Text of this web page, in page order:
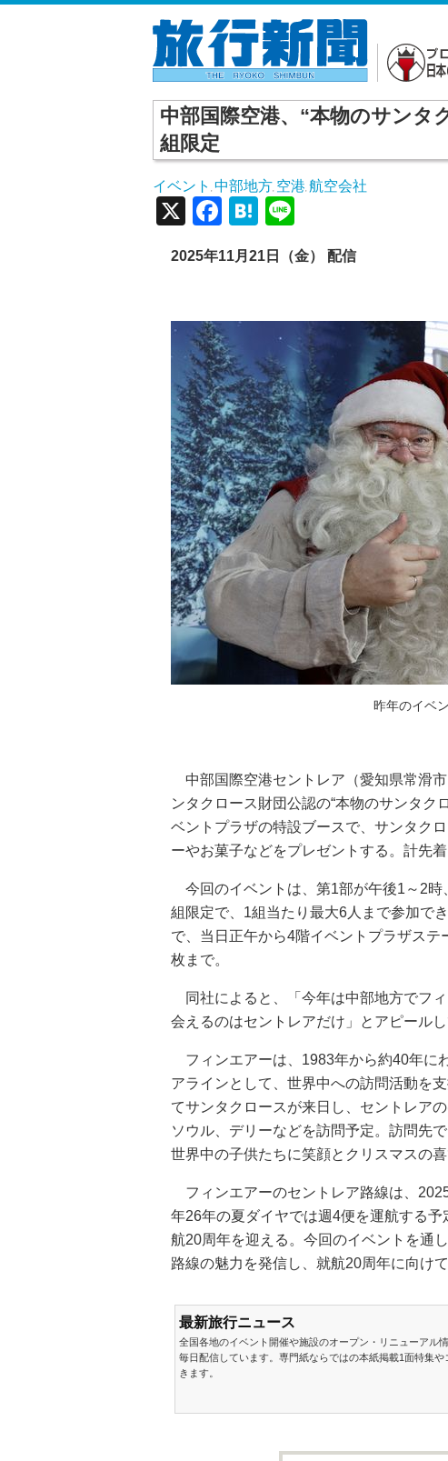
中部国際空港、“本物のサン
組限定
イベント ,中部地方 空港 航空会社
X Facebook
Hatena
2025年11月21 日（金） 配信
昨年のイベ
中部国際空港セントレア（愛知県常滑
ンタクロース財団公認の“本物のサンタク
ベントプラザの特設ブースで、サンタク
ーやお菓子などをプレゼントする。計先着
今回のイベントは、第1部が午後1～2
組限定で、1組当たり最大6人まで参加で
で、当日正午から4階イベントプラザス
枚まで。
同社によると、「今年は中部地方でフ
会えるのはセントレアだけ」とアピールし
フィンエアーは、1983年から約40年に
アラインとして、世界中への訪問活動を
てサンタクロースが来日し、セントレア
ソウル、デリーなどを訪問予定。訪問先
世界中の子供たちに笑顔とクリスマスの喜
フィンエアーのセントレア路線は、
年26年の夏ダイヤでは週4便を運航する
航20周年を迎える。今回のイベントを通
路線の魅力を発信し、就航20周年に向け
最新旅行ニュース
全国各地のイベント開催や施設のオープン・リニューアル
毎日配信しています。専門紙ならではの本紙掲載1面特集や
きます。